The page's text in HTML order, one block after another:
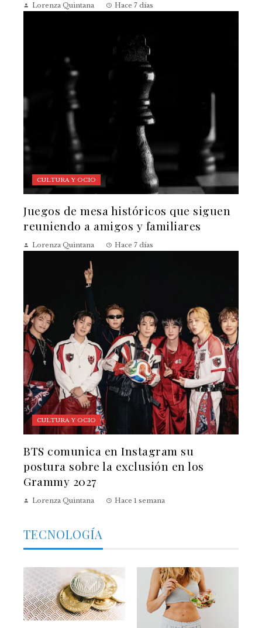
Lorenza Quintana Hace 7 días
CULTURA Y OCIO
Juegos de mesa históricos que siguen
reuniendo a amigos y familiares
Lorenza Quintana Hace 7 días
CULTURA Y OCIO
BTS comunica en Instagram su
postura sobre la exclusión en los
Grammy 2027
Lorenza Quintana Hace 1 semana
TECNOLOGÍA